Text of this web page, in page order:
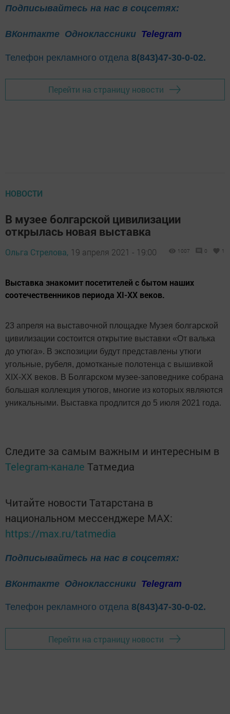
Подписывайтесь на нас в соцсетях:
ВКонтакте Одноклассники Telegram
Телефон рекламного отдела 8(843)47-30-0-02.
Перейти на страницу новости
НОВОСТИ
В музее болгарской цивилизации
открылась новая выставка
Ольга Стрелова, 19 апреля 2021 - 19:00 1007 0 1
Выставка знакомит посетителей с бытом наших
соотечественников периода XI-XX веков.
23 апреля на выставочной площадке Музея болгарской
цивилизации состоится открытие выставки «От валька
до утюга». В экспозиции будут представлены утюги
угольные, рубеля, домотканые полотенца с вышивкой
XIX-XX веков. В Болгарском музее-заповеднике собрана
большая коллекция утюгов, многие из которых являются
уникальными. Выставка продлится до 5 июля 2021 года.
Следите за самым важным и интересным в
Telegram-канале Татмедиа
Читайте новости Татарстана в
национальном мессенджере MАХ:
https://max.ru/tatmedia
Подписывайтесь на нас в соцсетях:
ВКонтакте Одноклассники Telegram
Телефон рекламного отдела 8(843)47-30-0-02.
Перейти на страницу новости